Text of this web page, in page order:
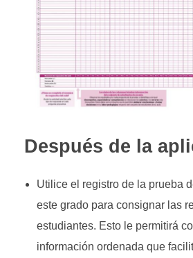
Después de la
Utilice el registro de la prueba
este grado para consignar las
estudiantes. Esto le permitirá
información ordenada que